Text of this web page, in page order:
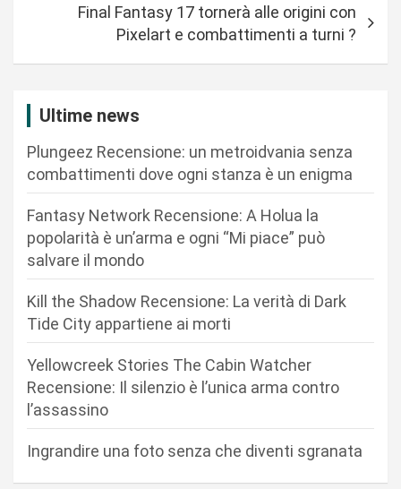
a
Final Fantasy 17 tornerà alle origini con
Pixelart e combattimenti a turni ?
Ultime news
Plungeez Recensione: un metroidvania senza
combattimenti dove ogni stanza è un enigma
Fantasy Network Recensione: A Holua la
popolarità è un’arma e ogni “Mi piace” può
salvare il mondo
Kill the Shadow Recensione: La verità di Dark
Tide City appartiene ai morti
Yellowcreek Stories The Cabin Watcher
Recensione: Il silenzio è l’unica arma contro
l’assassino
Ingrandire una foto senza che diventi sgranata